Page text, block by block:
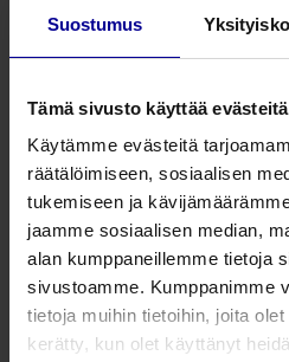
Suostumus
Tämä sivusto käyttää evästeitä
Käytämme evästeitä
räätälöimiseen, sosiaalisen
tukemiseen ja
jaamme sosiaalisen median,
alan kumppaneillemme tietoja
sivustoamme. Kumppanimme
tietoja muihin tietoihin, joita
kerätty, kun olet käyttänyt
evoShape
suurille defekteille
Yksinkertainen,
tilausprosessi